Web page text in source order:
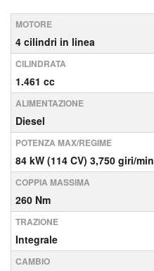
MOTORE
4 cilindri in linea
CILINDRATA
1.461 cc
ALIMENTAZIONE
Diesel
POTENZA MAX/REGIME
84 kW (114 CV) 3,750 giri/min
COPPIA MASSIMA
260 Nm
TRAZIONE
Integrale
CAMBIO